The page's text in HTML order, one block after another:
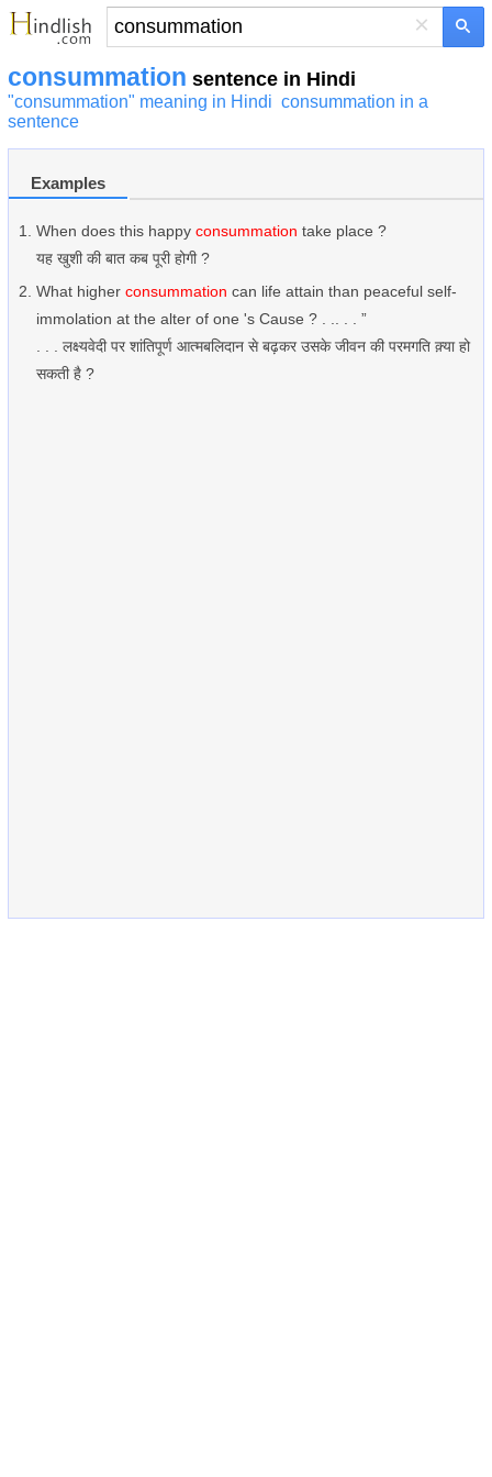
×
consummation sentence in Hindi
"consummation" meaning in Hindi consummation in a
sentence
Examples
When does this happy consummation take place ?
यह खुशी की बात कब पूरी होगी ?
What higher consummation can life attain than peaceful self-
immolation at the alter of one 's Cause ? . .. . . ”
. . . लक्ष्यवेदी पर शांतिपूर्ण आत्मबलिदान से बढ़कर उसके जीवन की परमगति क़्या हो
सकती है ?